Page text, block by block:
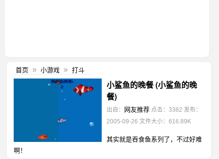
首页 » 小游戏 » 打斗
小鲨鱼的晚餐 (小鲨鱼的晚
餐)
出自： 网友推荐 点击：3382 发布：
2005-09-26 文件大小：616.89K
其实就是吞食鱼系列了，不过好难
啊！